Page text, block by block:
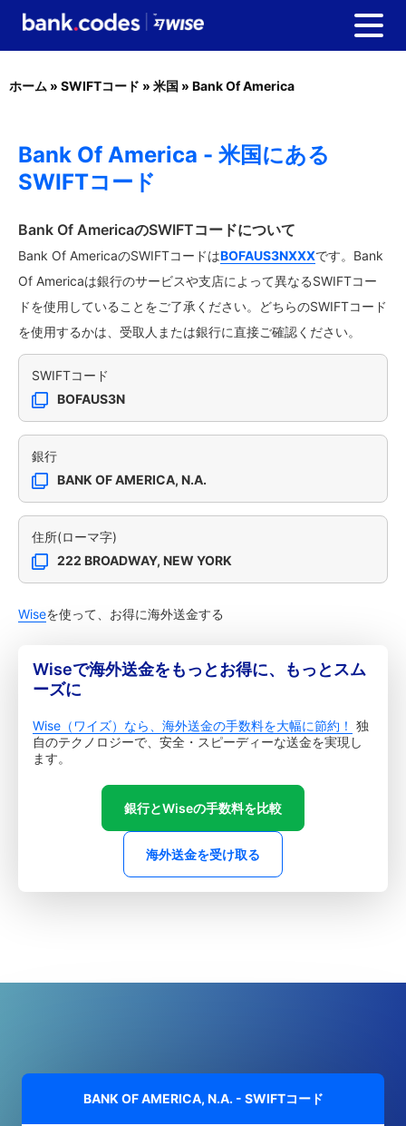
ホーム » SWIFTコード » 米国 » Bank Of America
Bank Of America - 米国にある
SWIFTコード
Bank Of AmericaのSWIFTコードについて
Bank Of AmericaのSWIFTコードはBOFAUS3NXXXです。Bank
Of Americaは銀行のサービスや支店によって異なるSWIFTコー
ドを使用していることをご了承ください。どちらのSWIFTコード
を使用するかは、受取人または銀行に直接ご確認ください。
SWIFTコード
BOFAUS3N
銀行
BANK OF AMERICA, N.A.
住所(ローマ字)
222 BROADWAY, NEW YORK
Wiseを使って、お得に海外送金する
Wiseで海外送金をもっとお得に、もっとスム
ーズに
Wise（ワイズ）なら、海外送金の手数料を大幅に節約！ 独
自のテクノロジーで、安全・スピーディーな送金を実現し
ます。
銀行とWiseの手数料を比較
海外送金を受け取る
BANK OF AMERICA, N.A. - SWIFTコード